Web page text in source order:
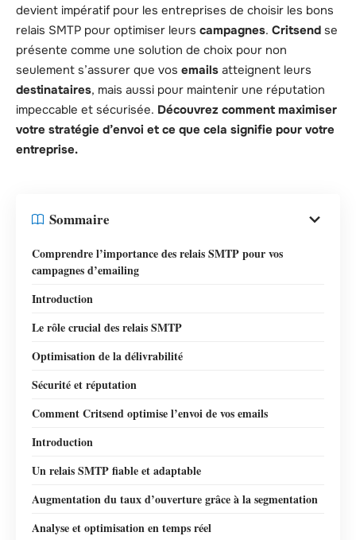
devient impératif pour les entreprises de choisir les bons
relais SMTP pour optimiser leurs campagnes. Critsend se
présente comme une solution de choix pour non
seulement s’assurer que vos emails atteignent leurs
destinataires, mais aussi pour maintenir une réputation
impeccable et sécurisée. Découvrez comment maximiser
votre stratégie d’envoi et ce que cela signifie pour votre
entreprise.
Sommaire
Comprendre l’importance des relais SMTP pour vos
campagnes d’emailing
Introduction
Le rôle crucial des relais SMTP
Optimisation de la délivrabilité
Sécurité et réputation
Comment Critsend optimise l’envoi de vos emails
Introduction
Un relais SMTP fiable et adaptable
Augmentation du taux d’ouverture grâce à la segmentation
Analyse et optimisation en temps réel